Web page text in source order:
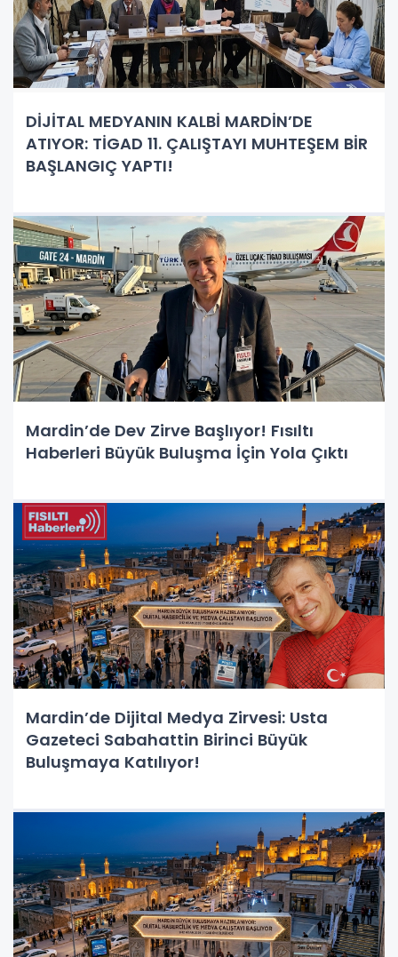
DİJİTAL MEDYANIN KALBİ MARDİN’DE
ATIYOR: TİGAD 11. ÇALIŞTAYI MUHTEŞEM BİR
BAŞLANGIÇ YAPTI!
Mardin’de Dev Zirve Başlıyor! Fısıltı
Haberleri Büyük Buluşma İçin Yola Çıktı
Mardin’de Dijital Medya Zirvesi: Usta
Gazeteci Sabahattin Birinci Büyük
Buluşmaya Katılıyor!